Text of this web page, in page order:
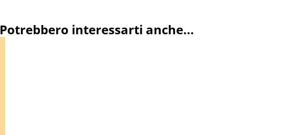
Potrebbero interessarti anche...